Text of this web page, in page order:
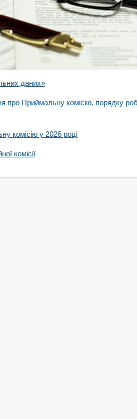
даних»
про Приймальну комісію, порядку
комісію у 2026 році
комісії